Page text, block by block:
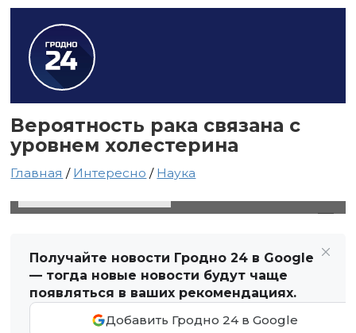
Вероятность рака связана с
уровнем холестерина
Главная / Интересно / Наука
Получайте новости Гродно 24 в Google
— тогда новые новости будут чаще
появляться в ваших рекомендациях.
Добавить Гродно 24 в Google